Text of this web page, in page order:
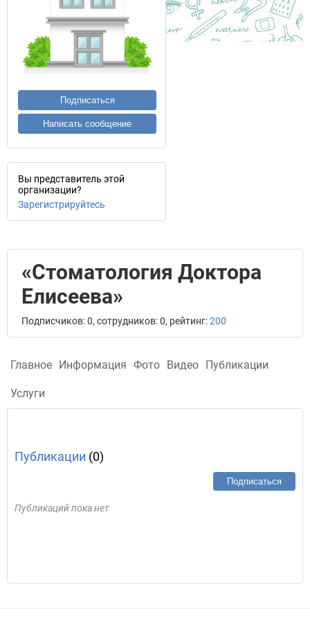
Подписаться
Написать сообщение
Вы представитель этой
организации?
Зарегистрируйтесь
«Стоматология Доктора
Елисеева»
Подписчиков: 0, сотрудников: 0, рейтинг:200
Главное Информация Фото Видео Публикации
Услуги
Публикации (0)
Подписаться
Публикаций пока нет